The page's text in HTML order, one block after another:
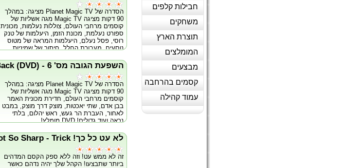
חבילות קלפים
משחקים
תוצרת הארץ
המומלצים
מבצעים
קסמים בהרחבה
עמוד קהילה
חובה לכל קוסם קלוז אפ, מתחיל, מתקדם או
חובבן. *כולל את גימיק הBlista בלבד! DVD
משולב גימיק נמכר בנפרד. יש לבחור ב-סוג
הסדרה של Planet Magic TV מציגה: במהלך
90 דקות מציגה Magic TV מגה אשליות של
קוסמים מרחבי העולם, צוללות נעלמות, מכונית
ספורט נעלמת, מכונת הזמן, היעלמות של טנק
רוסי, פסל נעלם, היעלמות המראה של מטוס
נוסעים, מעבורת החלל, חיתוך של שמיניות
השפעת הגובה מס' 6 - (Impact and Looking Back (DVD
הסדרה של Planet Magic TV מציגה: במהלך
90 דקות מציגה Magic TV מגה אשליות של
קוסמים מרחבי העולם, חדירת מכונית האמר
בבן אדם, שתי יאכטות, מוצק דרך מוצק, במבט
לאחור, העברת הר געש, ראש יהלום, בלתי
נראה ועוד גדולים! DVD מומלץ!
לא עט כל כך! Not So Sharp - Trick
זה לא ממש עט! וזה ללא ספק הקסם המדהים
ביותר שתבצעו! הקהל שלך יהיה נדהם כאשר